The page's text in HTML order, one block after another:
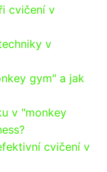
cvičení v
v
gym" a jak
v "monkey
cvičení v